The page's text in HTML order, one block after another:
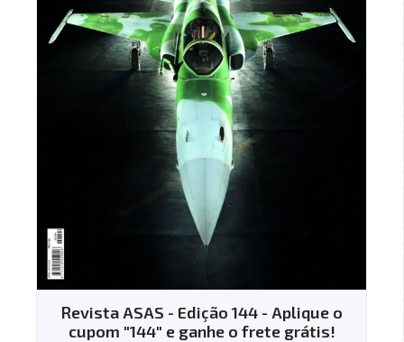
Revista ASAS - Edição 144 - Aplique o
cupom "144" e ganhe o frete grátis!